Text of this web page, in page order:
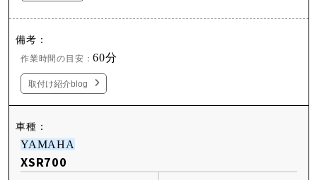
作業時間の目安：60分
取付け紹介blog
YAMAHA
XSR700